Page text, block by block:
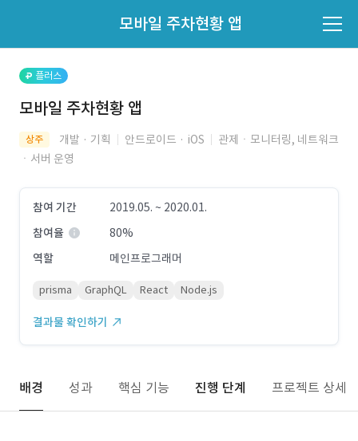
모바일 주차현황 앱
지원자 목록 바로가기
플러스
모바일 주차현황 앱
상주 개발 · 기획 안드로이드 · iOS
관제ㆍ모니터링, 네트워크
ㆍ서버 운영
참여 기간
2019.05. ~ 2020.01.
참여율
80%
역할
메인프로그래머
prisma GraphQL React Node.js
결과물 확인하기
배경 성과 핵심 기능 진행 단계 프로젝트 상세